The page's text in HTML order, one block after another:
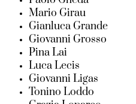
Mario Girau
Gianluca Grande
Giovanni Grosso
Pina Lai
Luca Lecis
Giovanni Ligas
Tonino Loddo